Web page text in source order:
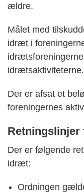
ældre.
Målet med
idræt i
idrætsaktiviteterne.
Der er afsat et
foreningernes
Der er følgende
idræt:
Ordningen